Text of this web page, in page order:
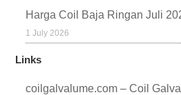
Harga Coil Baja Ringan Juli
1 July 2026
Links
coilgalvalume.com – Coil